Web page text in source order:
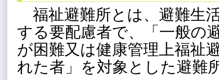
福祉避難所とは、避難生
する要配慮者で、「一般の
が困難又は健康管理上福祉
れた者」を対象とした避難